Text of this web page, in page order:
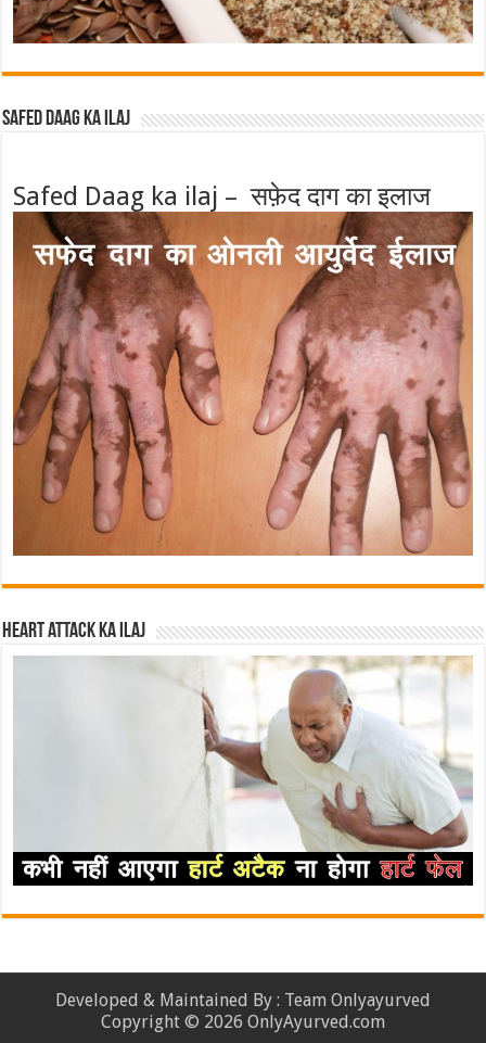
Safed Daag ka ilaj
Safed Daag ka ilaj – सफ़ेद दाग का इलाज
Heart attack ka ilaj
Developed & Maintained By : Team Onlyayurved
Copyright © 2026 OnlyAyurved.com